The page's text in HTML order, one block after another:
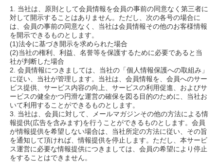
1. 当社は、原則として会員情報を会員の事前の同意なく第三者に
対して開示することはありません。ただし、次の各号の場合に
は、会員の事前の同意なく、当社は会員情報その他のお客様情報
を開示できるものとします。
(1)法令に基づき開示を求められた場合
(2)当社の権利、利益、名誉等を保護するために必要であると当
社が判断した場合
2. 会員情報につきましては、当社の「個人情報保護への取組み」
に従い、当社が管理します。当社は、会員情報を、会員へのサー
ビス提供、サービス内容の向上、サービスの利用促進、およびサ
ービスの健全かつ円滑な運営の確保を図る目的のために、当社お
いて利用することができるものとします。
3. 当社は、会員に対して、メールマガジンその他の方法による情
報提供(広告を含みます)を行うことができるものとします。会員
が情報提供を希望しない場合は、当社所定の方法に従い、その旨
を通知して頂ければ、情報提供を停止します。ただし、本サービ
ス運営に必要な情報提供につきましては、会員の希望により停止
をすることはできません。